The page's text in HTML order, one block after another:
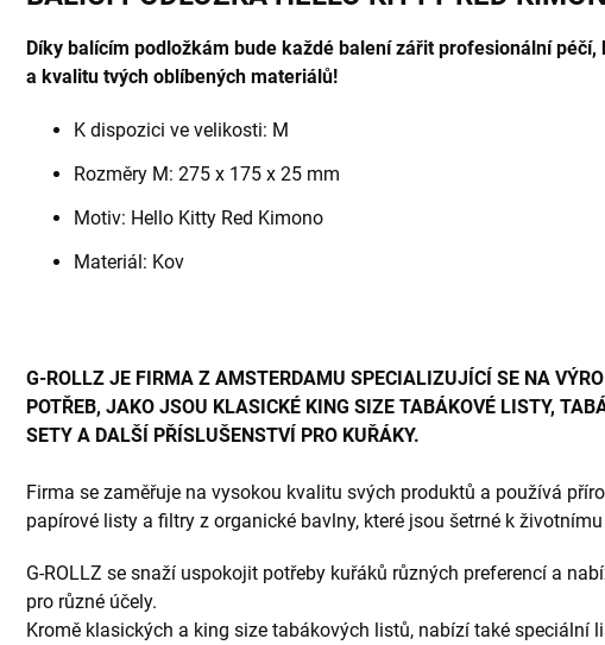
Díky balícím podložkám bude každé balení zářit profesionální
a kvalitu tvých oblíbených materiálů!
K dispozici ve velikosti: M
Rozměry M: 275 x 175 x 25 mm
Motiv: Hello Kitty Red Kimono
Materiál: Kov
G-ROLLZ JE FIRMA Z AMSTERDAMU SPECIALIZUJÍCÍ SE NA
POTŘEB, JAKO JSOU KLASICKÉ KING SIZE TABÁKOVÉ LISTY,
SETY A DALŠÍ PŘÍSLUŠENSTVÍ PRO KUŘÁKY.
Firma se zaměřuje na vysokou kvalitu svých produktů a používá
papírové listy a filtry z organické bavlny, které jsou šetrné k
G-ROLLZ se snaží uspokojit potřeby kuřáků různých preferencí a
pro různé účely.
Kromě klasických a king size tabákových listů, nabízí také speciální